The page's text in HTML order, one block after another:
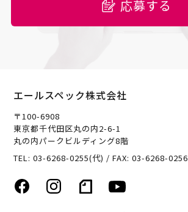
応募する
エールスペック株式会社
〒100-6908
東京都千代田区丸の内2-6-1
丸の内パークビルディング8階
TEL: 03-6268-0255(代) / FAX: 03-6268-0256